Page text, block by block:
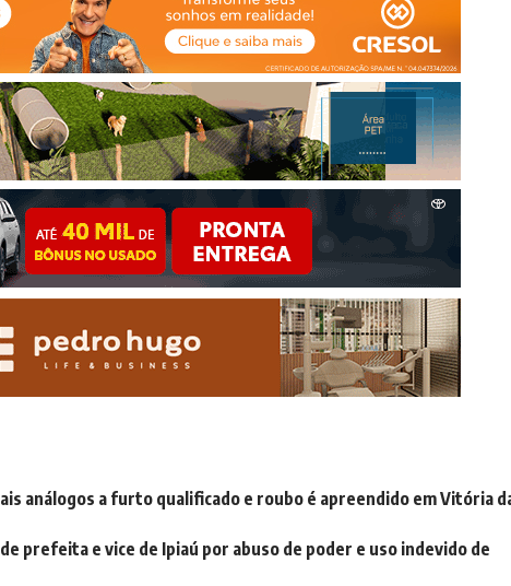
análogos a furto qualificado e roubo é apreendido em Vitória
prefeita e vice de Ipiaú por abuso de poder e uso indevido de